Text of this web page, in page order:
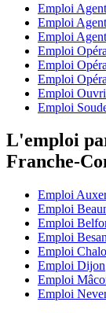
Emploi
Emploi
Emploi
Emploi
Emploi
Emploi
Emploi
Emploi
L'emploi
Franche-
Emploi
Emploi
Emploi
Emploi
Emploi
Emploi Dijon
Emploi
Emploi